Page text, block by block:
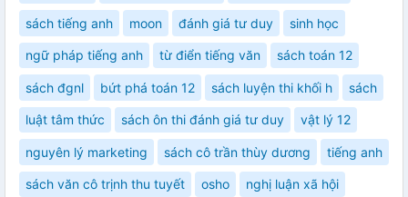
sách tiếng anh moon đánh giá tư duy sinh học
ngữ pháp tiếng anh từ điển tiếng văn sách toán 12
sách đgnl bứt phá toán 12 sách luyện thi khối h sách
luật tâm thức sách ôn thi đánh giá tư duy vật lý 12
nguyên lý marketing sách cô trần thùy dương tiếng anh
sách văn cô trịnh thu tuyết osho nghị luận xã hội